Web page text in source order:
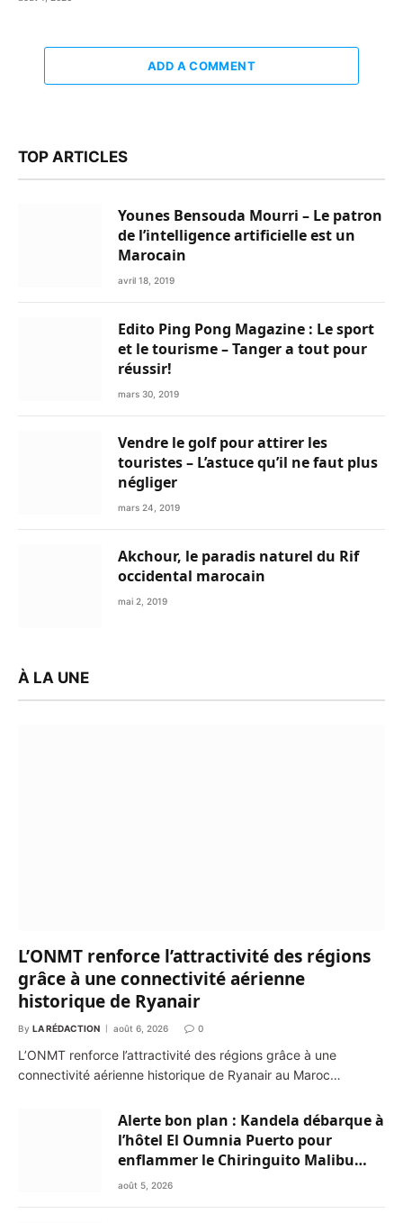
ADD A COMMENT
TOP ARTICLES
Younes Bensouda Mourri – Le patron
de l’intelligence artificielle est un
Marocain
avril 18, 2019
Edito Ping Pong Magazine : Le sport
et le tourisme – Tanger a tout pour
réussir!
mars 30, 2019
Vendre le golf pour attirer les
touristes – L’astuce qu’il ne faut plus
négliger
mars 24, 2019
Akchour, le paradis naturel du Rif
occidental marocain
mai 2, 2019
À LA UNE
L’ONMT renforce l’attractivité des régions
grâce à une connectivité aérienne
historique de Ryanair
By LA RÉDACTION août 6, 2026 0
L’ONMT renforce l’attractivité des régions grâce à une
connectivité aérienne historique de Ryanair au Maroc…
Alerte bon plan : Kandela débarque à
l’hôtel El Oumnia Puerto pour
enflammer le Chiringuito Malibu
Club
août 5, 2026